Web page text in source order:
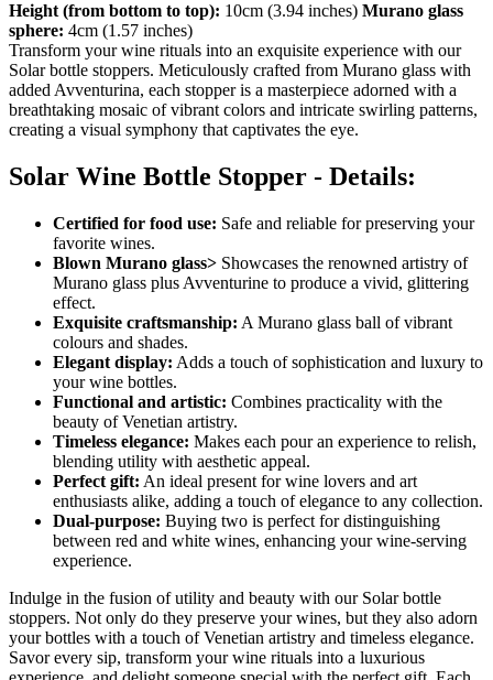
Height (from bottom to top): 10cm (3.94 inches) Murano glass
sphere: 4cm (1.57 inches)
Transform your wine rituals into an exquisite experience with our
Solar bottle stoppers. Meticulously crafted from Murano glass with
added Avventurina, each stopper is a masterpiece adorned with a
breathtaking mosaic of vibrant colors and intricate swirling patterns,
creating a visual symphony that captivates the eye.
Solar Wine Bottle Stopper - Details:
Certified for food use: Safe and reliable for preserving your
favorite wines.
Blown Murano glass> Showcases the renowned artistry of
Murano glass plus Avventurine to produce a vivid, glittering
effect.
Exquisite craftsmanship: A Murano glass ball of vibrant
colours and shades.
Elegant display: Adds a touch of sophistication and luxury to
your wine bottles.
Functional and artistic: Combines practicality with the
beauty of Venetian artistry.
Timeless elegance: Makes each pour an experience to relish,
blending utility with aesthetic appeal.
Perfect gift: An ideal present for wine lovers and art
enthusiasts alike, adding a touch of elegance to any collection.
Dual-purpose: Buying two is perfect for distinguishing
between red and white wines, enhancing your wine-serving
experience.
Indulge in the fusion of utility and beauty with our Solar bottle
stoppers. Not only do they preserve your wines, but they also adorn
your bottles with a touch of Venetian artistry and timeless elegance.
Savor every sip, transform your wine rituals into a luxurious